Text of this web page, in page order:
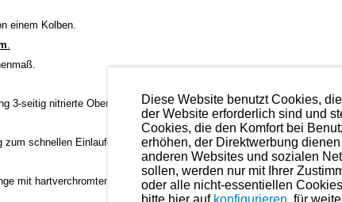
einem Kolben.
.
3-seitig nitrierte Oberfläche und ballige Hartchromschicht
zum schnellen Einlaufen bzw. Anpassen des Rings
mit hartverchromter Lauffläche - 1 Spannring
Diese Website benutzt Cookies,
der Website erforderlich sind und
Cookies, die den Komfort bei
erhöhen, der Direktwerbung
anderen Websites und sozialen
sollen, werden nur mit Ihrer
oder alle nicht-essentiellen